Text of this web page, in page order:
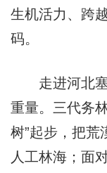
生机活力、跨
码。
走进河北
重量。三代务
树”起步，把荒
人工林海；面